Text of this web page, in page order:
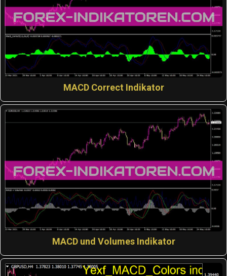
MACD Correct Indikator
MACD und Volumes Indikator